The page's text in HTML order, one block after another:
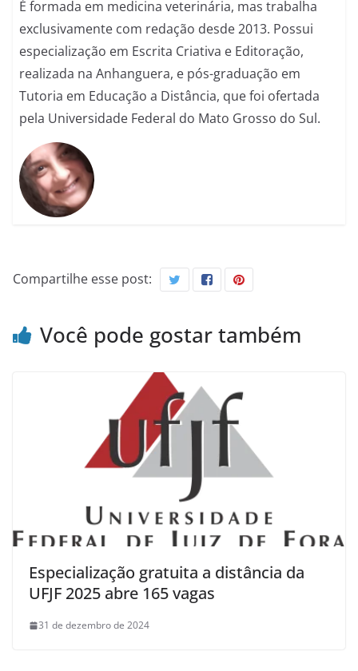
É formada em medicina veterinária, mas trabalha
exclusivamente com redação desde 2013. Possui
especialização em Escrita Criativa e Editoração,
realizada na Anhanguera, e pós-graduação em
Tutoria em Educação a Distância, que foi ofertada
pela Universidade Federal do Mato Grosso do Sul.
Compartilhe esse post:
Você pode gostar também
Especialização gratuita a distância da
UFJF 2025 abre 165 vagas
31 de dezembro de 2024